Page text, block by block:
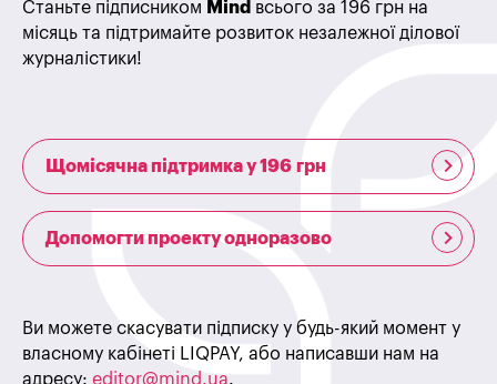
Станьте підписником Mind всього за 196 грн на
місяць та підтримайте розвиток незалежної ділової
журналістики!
Щомісячна підтримка у 196 грн
Допомогти проекту одноразово
Ви можете скасувати підписку у будь-який момент у
власному кабінеті LIQPAY, або написавши нам на
адресу: editor@mind.ua.